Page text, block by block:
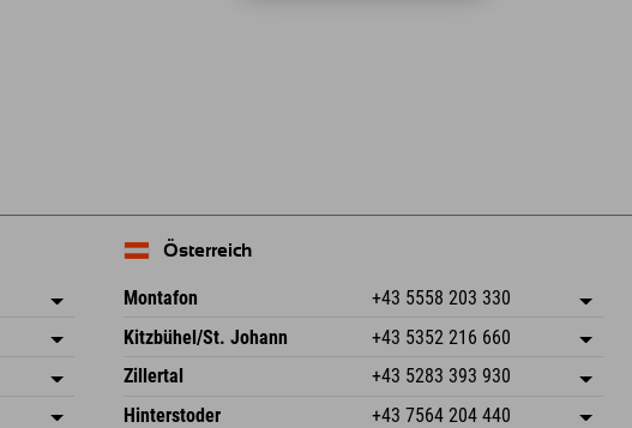
Österreich
Montafon +43 5558 203 330
Dorfstr. 127b
6793 Gaschurn/Montafon
Österreich
Adresse speichern
Buchen
Kitzbühel/St. Johann +43 5352 216 660
Speckbacherstraße 87
Österreich
Adresse speichern
Buchen
Zillertal +43 5283 393 930
Schmiedau 2
Adresse speichern
Hinterstoder +43 7564 204 440